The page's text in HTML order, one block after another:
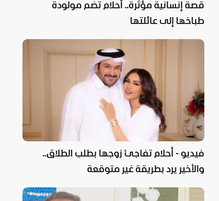
قصة إنسانية مؤثرة.. أحلام تضم مولودة
طباخها إلى عائلتها
فيديو - أحلام تفاجئ زوجها بطلب الطلاق..
والأخير يرد بطريقة غير متوقعة